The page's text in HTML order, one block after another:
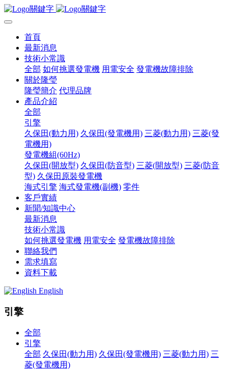
首頁
最新消息
技術小常識
全部 如何挑選發電機 用電安全 發電機故障排除
關於隆瑩
隆瑩簡介 代理品牌
產品介紹
全部
引擎
久保田(動力用) 久保田(發電機用) 三菱(動力用) 三菱(發
電機用)
發電機組(60Hz)
久保田(開放型) 久保田(防音型) 三菱(開放型) 三菱(防音
型) 久保田原裝發電機
海式引擎 海式發電機(副機) 零件
客戶實績
新聞/知識中心
最新消息
技術小常識
如何挑選發電機 用電安全 發電機故障排除
聯絡我們
需求填寫
資料下載
English
引擎
全部
引擎
全部 久保田(動力用) 久保田(發電機用) 三菱(動力用) 三
菱(發電機用)